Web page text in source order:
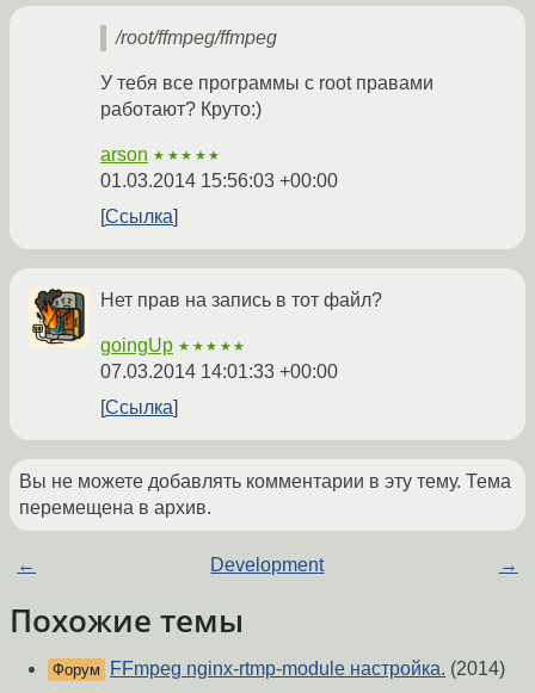
/root/ffmpeg/ffmpeg
У тебя все программы с root правами
работают? Круто:)
arson ★★★★★
01.03.2014 15:56:03 +00:00
Ссылка
Нет прав на запись в тот файл?
goingUp ★★★★★
07.03.2014 14:01:33 +00:00
Ссылка
Вы не можете добавлять комментарии в эту тему. Тема
перемещена в архив.
← Development →
Похожие темы
Форум FFmpeg nginx-rtmp-module настройка. (2014)